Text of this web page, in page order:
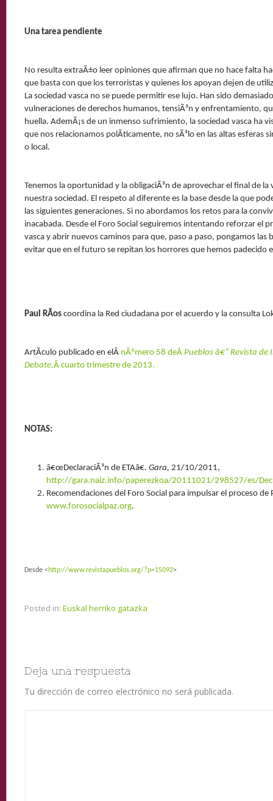
Una tarea pendiente
No resulta extraÃ±o leer opiniones que afirman que no hace falta
que basta con que los terroristas y quienes los apoyan dejen de
La sociedad vasca no se puede permitir ese lujo. Han sido
vulneraciones de derechos humanos, tensiÃ³n y enfrentamiento,
huella. AdemÃ¡s de un inmenso sufrimiento, la sociedad vasca ha
que nos relacionamos polÃ­ticamente, no sÃ³lo en las altas esferas
o local.
Tenemos la oportunidad y la obligaciÃ³n de aprovechar el final de la
nuestra sociedad. El respeto al diferente es la base desde la que
las siguientes generaciones. Si no abordamos los retos para la
inacabada. Desde el Foro Social seguiremos intentando reforzar el
vasca y abrir nuevos caminos para que, paso a paso, pongamos las
evitar que en el futuro se repitan los horrores que hemos padecido
Paul RÃ­os coordina la Red ciudadana por el acuerdo y la consulta
ArtÃ­culo publicado en elÂ nÃºmero 58 deÂ Pueblos â€“ Revista de
Debate,Â cuarto trimestre de 2013.
NOTAS:
â€œDeclaraciÃ³n de ETAâ€. Gara, 21/10/2011,
http://gara.naiz.info/paperezkoa/20111021/298527/es/
Recomendaciones del Foro Social para impulsar el proceso de
www.forosocialpaz.org.
Desde < http://www.revistapueblos.org/?p=15092>
Posted in: Euskal herriko gatazka
Deja una respuesta
Tu dirección de correo electrónico no será publicada.